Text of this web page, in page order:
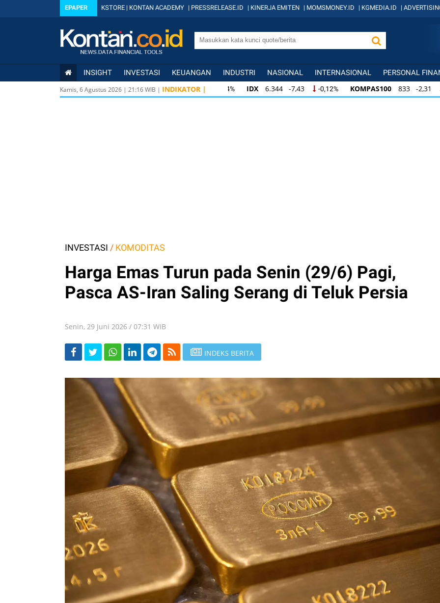
EPAPER KSTORE | KONTAN ACADEMY | PRESSRELEASE.ID | KINERJA EMITEN | MOMSMONEY.ID | KGMEDIA.ID |
INSIGHT INVESTASI KEUANGAN INDUSTRI NASIONAL INTERNASIONAL PERSONAL
Kamis, 6 Agustus 2026 | 21:16WIB | INDIKATOR | IDX 6.344 -7,43 -0,12% KOMPAS100 833 -2,31 -
IDX 6.344 -7,43 -0,12% KOMPAS100 833 -2,31 -
INVESTASI / KOMODITAS
Harga Emas Turun pada Senin (29/6) Pagi,
Pasca AS-Iran Saling Serang di Teluk Persia
Senin, 29 Juni 2026 / 07:31 WIB
INDEKS BERITA